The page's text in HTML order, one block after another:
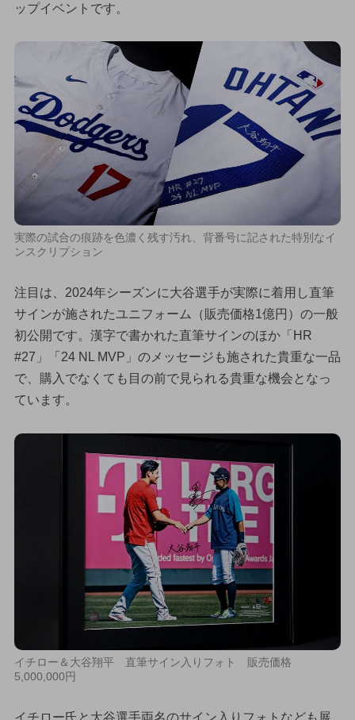
ップイベントです。
実際の試合の痕跡を色濃く残す汚れ、背番号に記された特別なイ
ンスクリプション
注目は、2024年シーズンに大谷選手が実際に着用し直筆
サインが施されたユニフォーム（販売価格1億円）の一般
初公開です。漢字で書かれた直筆サインのほか「HR
#27」「24 NL MVP」のメッセージも施された貴重な一品
で、購入でなくても目の前で見られる貴重な機会となっ
ています。
イチロー＆大谷翔平 直筆サイン入りフォト 販売価格
5,000,000円
イチロー氏と大谷選手両名のサイン入りフォトなども展